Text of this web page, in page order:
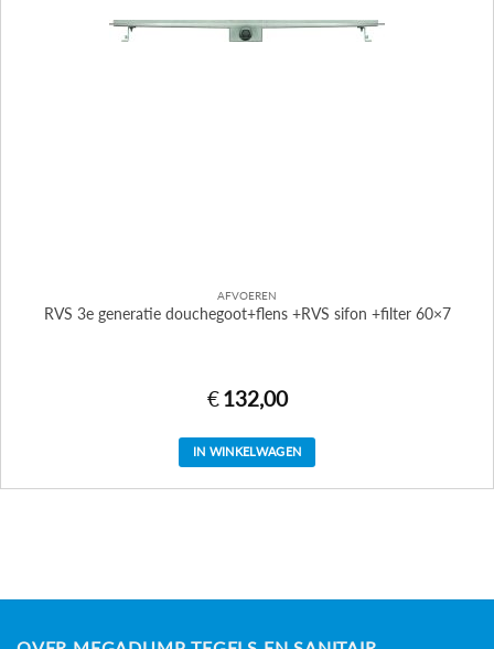
AFVOEREN
RVS 3e generatie douchegoot+flens +RVS sifon +filter 60×7
€ 132,00
IN WINKELWAGEN